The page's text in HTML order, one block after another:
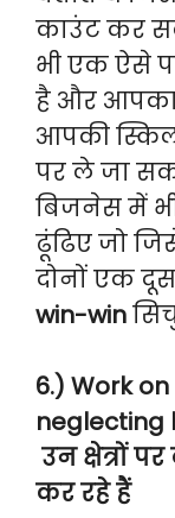
काउंट कर
भी एक ऐसे
है और आपका
आपकी
पर ले जा
बिजनेस में
ढूंढिए जो
दोनों एक
win-win
6.) Work
neglecting
उन क्षेत्रों
कर रहे हैं